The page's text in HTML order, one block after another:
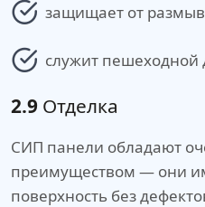
защищает от
служит пешеходной
2.9 Отделка
СИП панели обладают
преимуществом — они
поверхность без